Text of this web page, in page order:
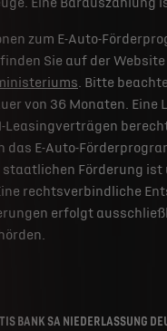
zum E-Auto-
Sie auf der Website
. Bitte
von 36 Monaten. Eine
Leasingverträgen
das E-Auto-
staatlichen Förderung
rechtsverbindliche
erfolgt
BANK SA NIEDERLASSUNG